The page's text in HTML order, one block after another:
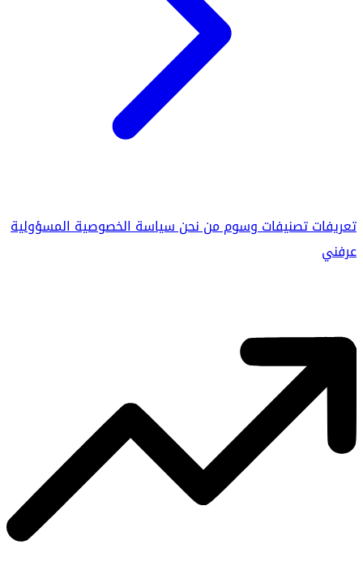
تعريفاتتصنيفاتوسوممن نحنسياسة الخصوصيةالمسؤولية
عرفني